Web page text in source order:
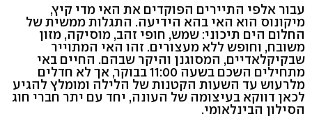
עבור אלפי התיירים הפוקדים את האי מדי קיץ,
מיקונוס הוא האי בהא הידיעה. התגלות ממשית של
החלום הים תיכוני: שמש, חופי זהב, מוסיקה, מזון
משובח, וחופש ללא מעצורים. זהו האי המתוייר
שבקיקלאדיים, המסוגנן והיקר שבהם. החיים באי
מתחילים השכם בשעה 11:00 בבוקר, אך לא חדלים
מלרעוש עד השעות הקטנות של הלילה ומומלץ להגיע
לכאן דווקא בעיצומה של העונה, יחד עם יתר חברי חוג
הסילון הבינלאומי.